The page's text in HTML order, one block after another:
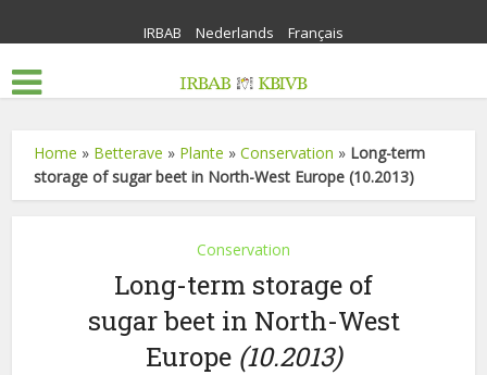
IRBAB Nederlands Français
Home » Betterave » Plante »Conservation » Long-term
storage of sugar beet in North-West Europe (10.2013)
Conservation
Long-term storage of
sugar beet in North-West
Europe (10.2013)